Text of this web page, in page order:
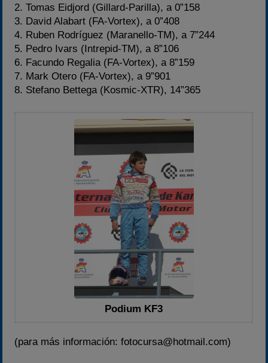
2. Tomas Eidjord (Gillard-Parilla), a 0”158
3. David Alabart (FA-Vortex), a 0”408
4. Ruben Rodríguez (Maranello-TM), a 7”244
5. Pedro Ivars (Intrepid-TM), a 8”106
6. Facundo Regalia (FA-Vortex), a 8”159
7. Mark Otero (FA-Vortex), a 9”901
8. Stefano Bettega (Kosmic-XTR), 14”365
Podium KF3
(para más información: fotocursa@hotmail.com)